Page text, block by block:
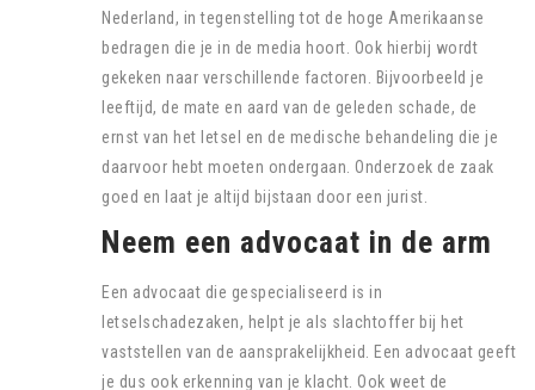
Nederland, in tegenstelling tot de hoge Amerikaanse
bedragen die je in de media hoort. Ook hierbij wordt
gekeken naar verschillende factoren. Bijvoorbeeld je
leeftijd, de mate en aard van de geleden schade, de
ernst van het letsel en de medische behandeling die je
daarvoor hebt moeten ondergaan. Onderzoek de zaak
goed en laat je altijd bijstaan door een jurist.
Neem een advocaat in de arm
Een advocaat die gespecialiseerd is in
letselschadezaken, helpt je als slachtoffer bij het
vaststellen van de aansprakelijkheid. Een advocaat geeft
je dus ook erkenning van je klacht. Ook weet de